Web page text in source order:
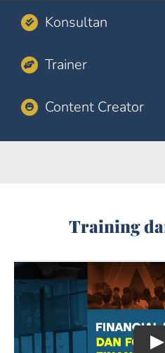
Konsultan
Trainer
Content Creator
Training